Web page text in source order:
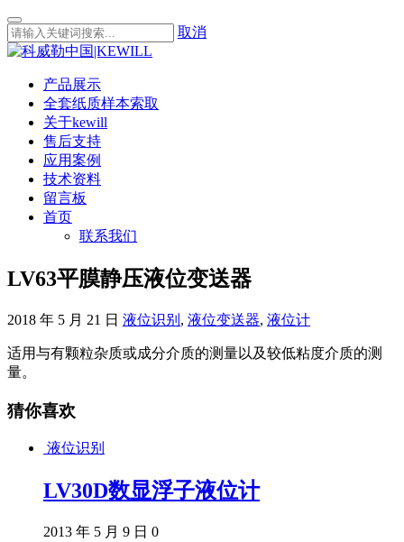
取消
产品展示
全套纸质样本索取
关于kewill
售后支持
应用案例
技术资料
留言板
首页
联系我们
LV63平膜静压液位变送器
2018 年 5 月 21 日 液位识别 , 液位变送器, 液位计
适用与有颗粒杂质或成分介质的测量以及较低粘度介质的测
量。
猜你喜欢
液位识别
LV30D数显浮子液位计
2013 年 5 月 9 日 0